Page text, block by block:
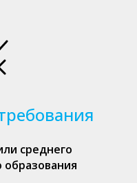
среднего